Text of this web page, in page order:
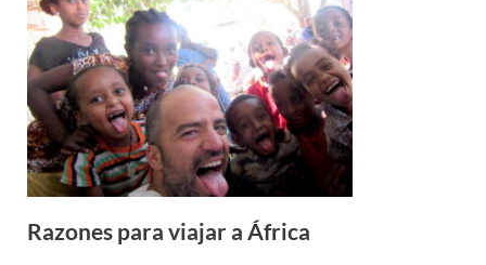
Razones para viajar a África